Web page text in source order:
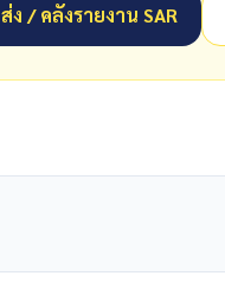
ส่ง / คลังรายงาน SAR